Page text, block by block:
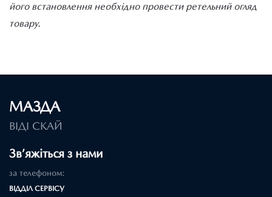
його встановлення необхідно провести ретельний огляд
товару.
МАЗДА
ВІДІ СКАЙ
Зв’яжіться з нами
за телефоном:
ВІДДІЛ CЕРВІСУ